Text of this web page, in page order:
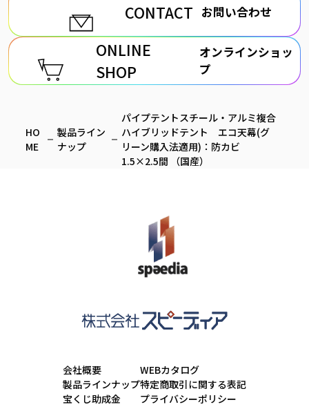
CONTACT お問い合わせ
ONLINE
SHOP
オンラインショッ
プ
HO
ME
製品ライン
ナップ
パイプテントスチール・アルミ複合
ハイブリッドテント エコ天幕(グ
リーン購入法適用)：防カビ
1.5×2.5間 （国産）
会社概要
製品ラインナップ
宝くじ助成金
WEBカタログ
特定商取引に関する表記
プライバシーポリシー